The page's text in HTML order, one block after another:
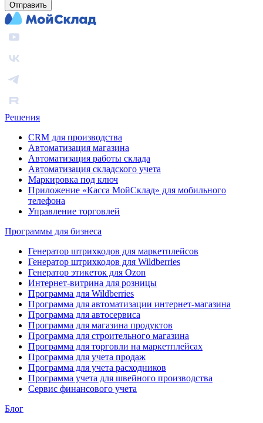
Отправить
Решения
CRM для производства
Автоматизация магазина
Автоматизация работы склада
Автоматизация складского учета
Маркировка под ключ
Приложение «Касса МойСклад» для мобильного
телефона
Управление торговлей
Программы для бизнеса
Генератор штрихкодов для маркетплейсов
Генератор штрихкодов для Wildberries
Генератор этикеток для Ozon
Интернет-витрина для розницы
Программа для Wildberries
Программа для автоматизации интернет-магазина
Программа для автосервиса
Программа для магазина продуктов
Программа для строительного магазина
Программа для торговли на маркетплейсах
Программа для учета продаж
Программа для учета расходников
Программа учета для швейного производства
Сервис финансового учета
Блог